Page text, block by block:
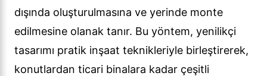
dışında oluşturulmasına ve yerinde monte
edilmesine olanak tanır. Bu yöntem, yenilikçi
tasarımı pratik inşaat teknikleriyle birleştirerek,
konutlardan ticari binalara kadar çeşitli